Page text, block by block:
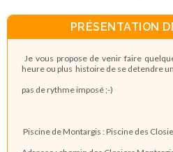
PRÉSENTATION
Je vous propose de venir faire
heure ou plus histoire de se detendre
pas de rythme imposé ;-)
Piscine de Montargis : Piscine des